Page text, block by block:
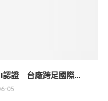
認證 台廠跨足國際...
05